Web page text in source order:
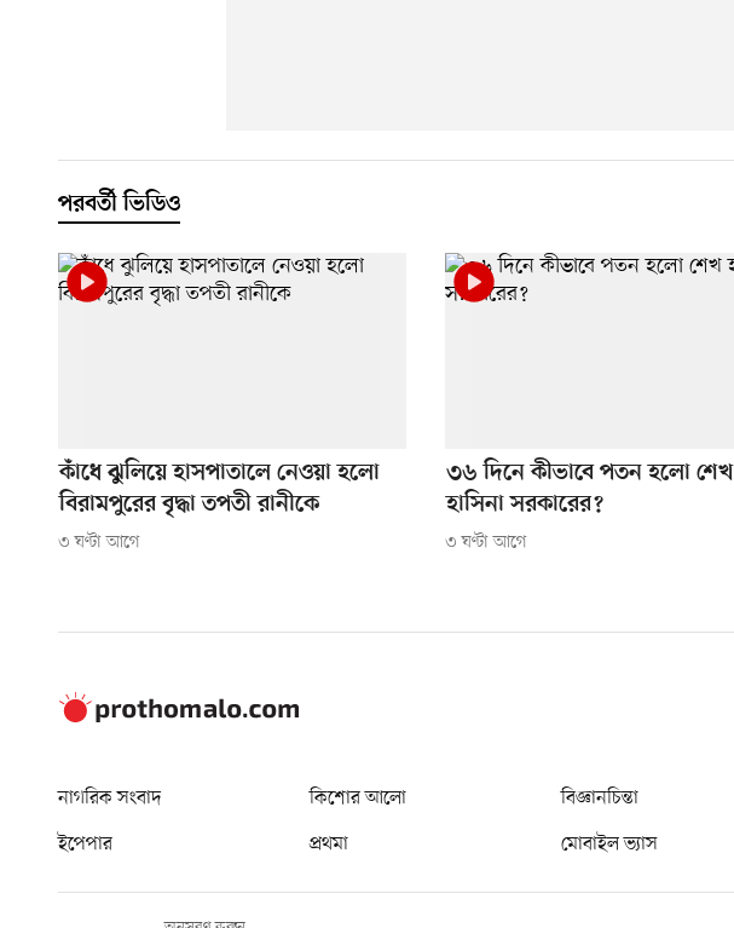
পরবর্তী ভিডিও
কাঁধে ঝুলিয়ে হাসপাতালে নেওয়া হলো
বিরামপুরের বৃদ্ধা তপতী রানীকে
৩ ঘণ্টা আগে
৩৬ দিনে কীভাবে পতন হলো শেখ
হাসিনা সরকারের?
৩ ঘণ্টা আগে
নাগরিক সংবাদ কিশোর আলো বিজ্ঞানচিন্তা
ইপেপার
প্রথমা মোবাইল ভ্যাস